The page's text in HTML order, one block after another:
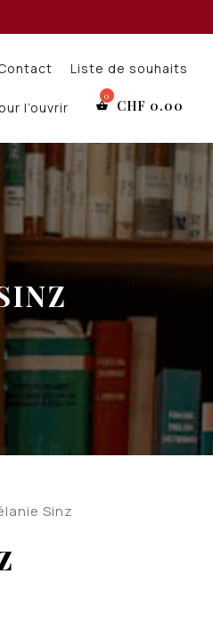
Liste de souhaits
l’ouvrir CHF 0.00
Sinz